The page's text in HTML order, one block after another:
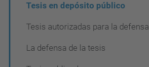
Tesis en depósito público
Tesis autorizadas para la defensa
La defensa de la tesis